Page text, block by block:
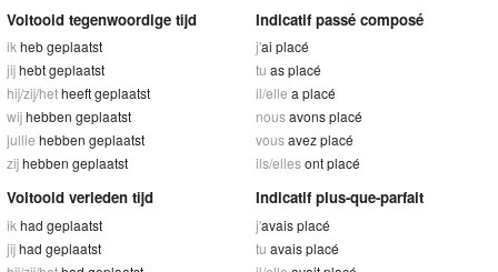
Voltooid tegenwoordige tijd
ikheb geplaatst
jijhebt geplaatst
hij/zij/hetheeft geplaatst
wijhebben geplaatst
jullie hebben geplaatst
zijhebben geplaatst
Indicatif passé composé
j'ai placé
tu as placé
il/elle a placé
nousavons placé
vousavez placé
ils/ellesont placé
Voltooid verleden tijd
ik had geplaatst
jijhad geplaatst
Indicatif plus-que-parfait
j'avais placé
tu avais placé